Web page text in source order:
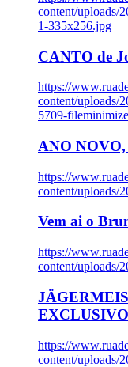
content/uploads/
1-335x256.jpg
CANTO de
https://
content/uploads/
5709-
ANO
https://
content/uploads/
Vem ai o
https://
content/uploads/
https://
content/uploads/